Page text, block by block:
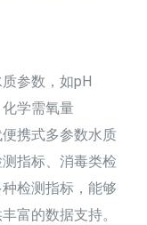
参数，如pH
学需氧量
便携式多参数水质
指标、消毒类检
检测指标，能够
富的数据支持。